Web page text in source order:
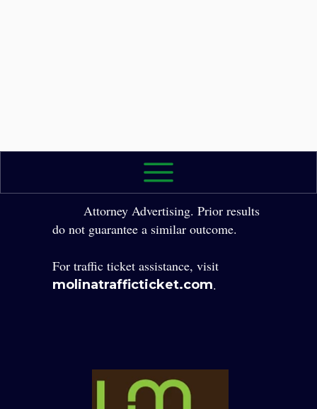
2026 The Law Office of Yole Molina, P.A. All
Attorney Advertising. Prior results
do not guarantee a similar outcome.
For traffic ticket assistance, visit
molinatrafficticket.com.